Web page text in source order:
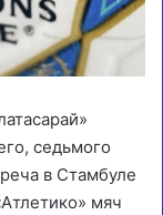
седьмого
в Стамбуле
мяч